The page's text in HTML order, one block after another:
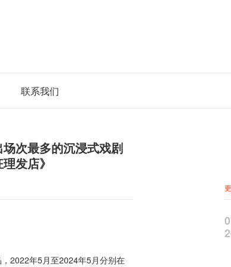
联系我们
次最多的沉浸式戏剧
发店》
2022年5月至2024年5月分别在